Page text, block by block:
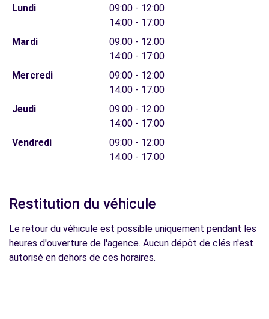
Lundi
09:00 - 12:00
14:00 - 17:00
Mardi
09:00 - 12:00
14:00 - 17:00
Mercredi
09:00 - 12:00
14:00 - 17:00
Jeudi
09:00 - 12:00
14:00 - 17:00
Vendredi
09:00 - 12:00
14:00 - 17:00
Restitution du véhicule
Le retour du véhicule est possible uniquement pendant les
heures d'ouverture de l'agence. Aucun dépôt de clés n'est
autorisé en dehors de ces horaires.